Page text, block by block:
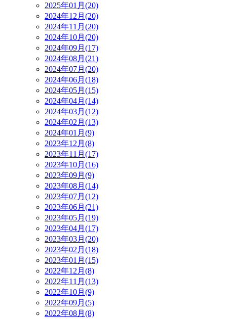
2025年01月(20)
2024年12月(20)
2024年11月(20)
2024年10月(20)
2024年09月(17)
2024年08月(21)
2024年07月(20)
2024年06月(18)
2024年05月(15)
2024年04月(14)
2024年03月(12)
2024年02月(13)
2024年01月(9)
2023年12月(8)
2023年11月(17)
2023年10月(16)
2023年09月(9)
2023年08月(14)
2023年07月(12)
2023年06月(21)
2023年05月(19)
2023年04月(17)
2023年03月(20)
2023年02月(18)
2023年01月(15)
2022年12月(8)
2022年11月(13)
2022年10月(9)
2022年09月(5)
2022年08月(8)